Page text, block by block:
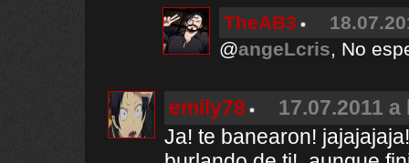
TheAB3
@angeLcris, No
emily78
17.07.2011
Ja! te banearon!